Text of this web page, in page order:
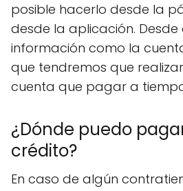
posible hacerlo desde la
desde la aplicación.
información como la
que tendremos que
cuenta que pagar a
¿Dónde puedo
crédito?
En caso de algún